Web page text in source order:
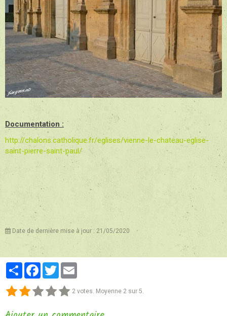
Documentation :
http://chalons.catholique.fr/eglises/vienne-le-chateau-eglise-
saint-pierre-saint-paul/
Date de dernière mise à jour : 21/05/2020
PartagerFacebook
Twitter
2 votes. Moyenne 2 sur 5.